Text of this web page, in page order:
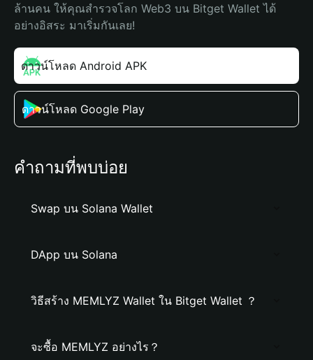
ล้านคน ให้คุณสำรวจโลก Web3 บน Bitget Wallet ได้
อย่างอิสระ มาเริ่มกันเลย!
ดาวน์โหลด Android APK
ดาวน์โหลด Google Play
คำถามที่พบบ่อย
Swap บน Solana Wallet
DApp บน Solana
วิธีสร้าง MEMLYZ Wallet ใน Bitget Wallet ？
จะซื้อ MEMLYZ อย่างไร？